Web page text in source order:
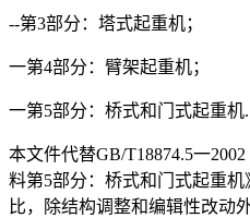
--第3部分：塔式起重机；
一第4部分：臂架起重机；
一第5部分：桥式和门式起重机.
本文件代替GB/T18874.5一
料第5部分：桥式和门式起重机
比，除结构调整和编辑性改动